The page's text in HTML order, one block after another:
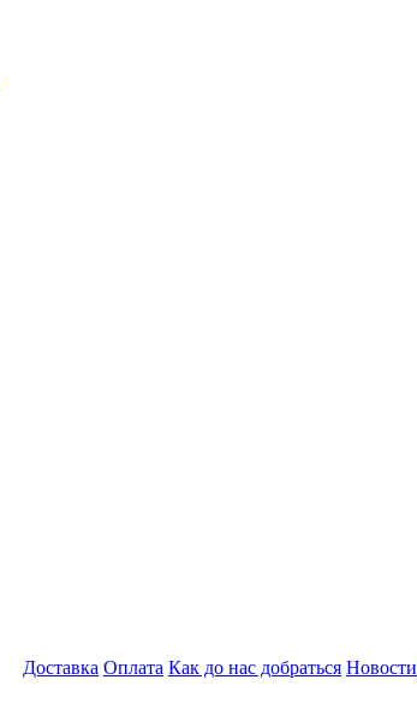
Доставка Оплата Как до нас добраться Новости